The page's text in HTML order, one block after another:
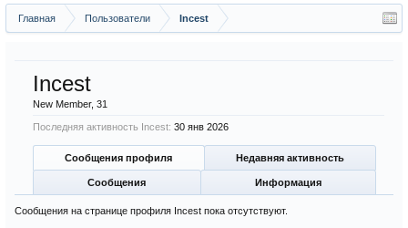
Главная Пользователи Incest
Incest
New Member, 31
Последняя активность Incest: 30 янв 2026
Сообщения профиля Недавняя активность
Сообщения Информация
Сообщения на странице профиля Incest пока отсутствуют.